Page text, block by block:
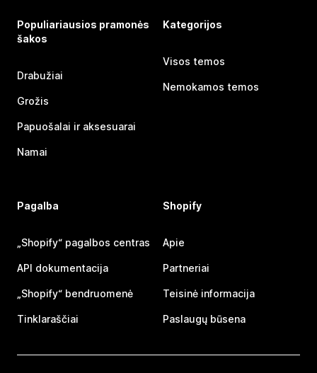
Populiariausios pramonės
šakos
Drabužiai
Grožis
Papuošalai ir aksesuarai
Namai
Kategorijos
Visos temos
Nemokamos temos
Pagalba
„Shopify“ pagalbos centras
API dokumentacija
„Shopify“ bendruomenė
Tinklaraščiai
Shopify
Apie
Partneriai
Teisinė informacija
Paslaugų būsena